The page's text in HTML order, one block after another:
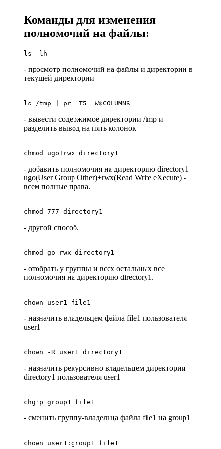
Команды для изменения
полномочий на файлы:
ls -lh
- просмотр полномочий на файлы и директории в
текущей директории
ls /tmp | pr -T5 -W$COLUMNS
- вывести содержимое директории /tmp и
разделить вывод на пять колонок
chmod ugo+rwx directory1
- добавить полномочия на директорию directory1
ugo(User Group Other)+rwx(Read Write eXecute) -
всем полные права.
chmod 777 directory1
- другой способ.
chmod go-rwx directory1
- отобрать у группы и всех остальных все
полномочия на директорию directory1.
chown user1 file1
- назначить владельцем файла file1 пользователя
user1
chown -R user1 directory1
- назначить рекурсивно владельцем директории
directory1 пользователя user1
chgrp group1 file1
- сменить группу-владельца файла file1 на group1
chown user1:group1 file1